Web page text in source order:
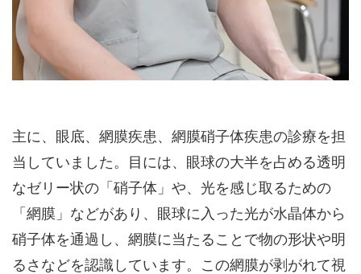
主に、眼底、網膜疾患、網膜硝子体疾患の診療を担
当していました。目には、眼球の大半を占める透明
なゼリー状の「硝子体」や、光を感じ取るための
「網膜」などがあり、眼球に入った光が水晶体から
硝子体を通過し、網膜に当たることで物の形状や明
るさなどを認識しています。この網膜が剥がれて視